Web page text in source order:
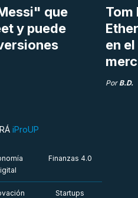
que
y puede
Tom
en
Por B.D.
iProUP
Finanzas 4.0
Startups